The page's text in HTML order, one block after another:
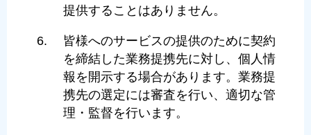
提供することはありません。
皆様へのサービスの提供のために契約
を締結した業務提携先に対し、個人情
報を開示する場合があります。業務提
携先の選定には審査を行い、適切な管
理・監督を行います。